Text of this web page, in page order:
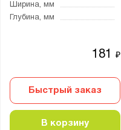
Ширина, мм
Глубина, мм
181₽
Быстрый заказ
В корзину